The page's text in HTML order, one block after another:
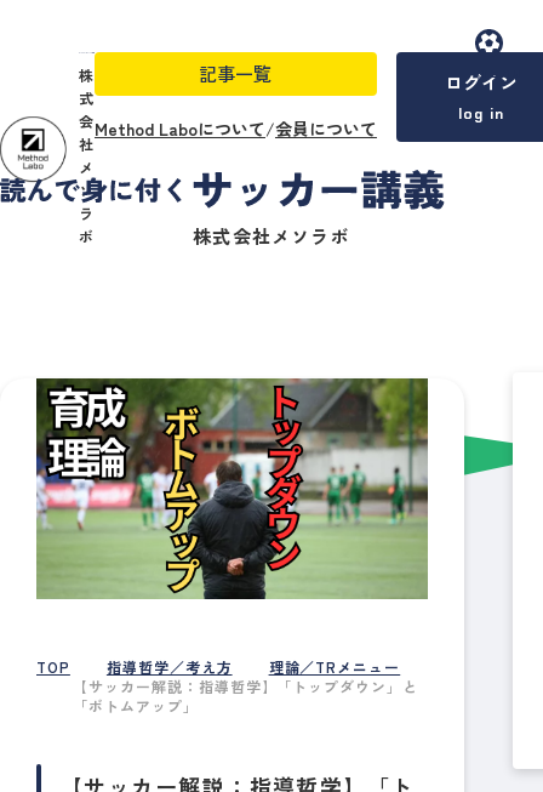
株
式
会
社
メ
ソ
ラ
ボ
記事一覧
Method Laboについて/会員について
ログイン
log in
株式会社メソラボ
menu
TOP 指導哲学／考え方
理論／TRメニュー
【サッカー解説：指導哲学】「トップダウン」と
「ボトムアップ」